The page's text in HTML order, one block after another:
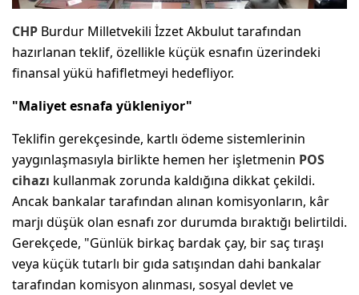
CHP Burdur Milletvekili İzzet Akbulut tarafından
hazırlanan teklif, özellikle küçük esnafın üzerindeki
finansal yükü hafifletmeyi hedefliyor.
"Maliyet esnafa yükleniyor"
Teklifin gerekçesinde, kartlı ödeme sistemlerinin
yaygınlaşmasıyla birlikte hemen her işletmenin POS
cihazı kullanmak zorunda kaldığına dikkat çekildi.
Ancak bankalar tarafından alınan komisyonların, kâr
marjı düşük olan esnafı zor durumda bıraktığı belirtildi.
Gerekçede, "Günlük birkaç bardak çay, bir saç tıraşı
veya küçük tutarlı bir gıda satışından dahi bankalar
tarafından komisyon alınması, sosyal devlet ve